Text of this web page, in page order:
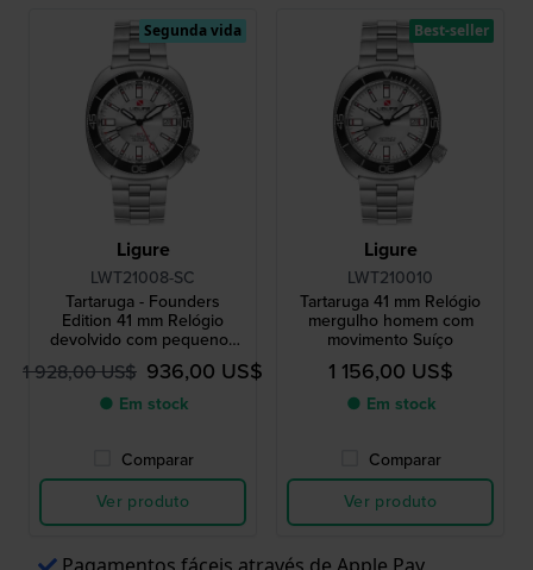
Ligure
LWT21008-SC
Tartaruga - Founders
Edition 41 mm Relógio
devolvido com pequenos
riscos na parte de trás da
caixa
1 928,00 US$ 936,00 US$
● Em stock
Comparar
Ver produto
Segunda vida
Ligure
LWT210010
Tartaruga 41 mm Relógio
mergulho homem com
movimento Suíço
1 156,00 US$
● Em stock
Comparar
Ver produto
Best-seller